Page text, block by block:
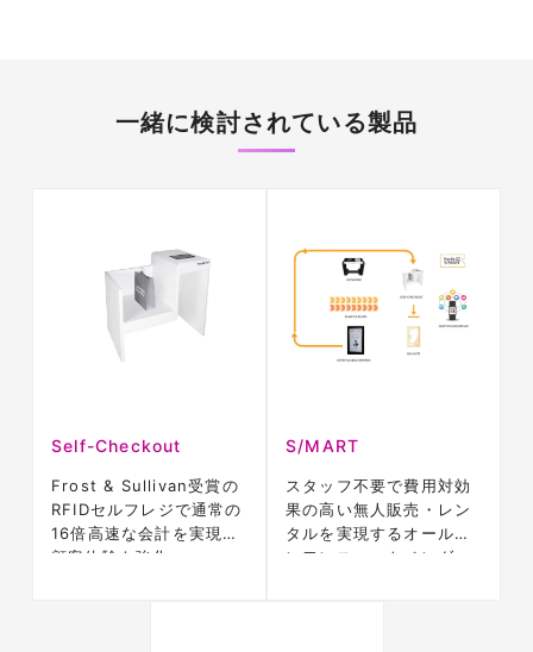
一緒に検討されている製品
Self-Checkout
Frost & Sullivan受賞の
RFIDセルフレジで通常の
16倍高速な会計を実現し
顧客体験を強化
S/MART
スタッフ不要で費用対効
果の高い無人販売・レン
タルを実現するオールイ
ンワンスマートベンダー